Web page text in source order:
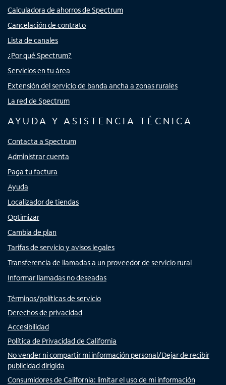
Calculadora de ahorros de Spectrum
Cancelación de contrato
Lista de canales
¿Por qué Spectrum?
Servicios en tu área
Extensión del servicio de banda ancha a zonas rurales
La red de Spectrum
AYUDA Y ASISTENCIA TÉCNICA
Contacta a Spectrum
Administrar cuenta
Paga tu factura
Ayuda
Localizador de tiendas
Optimizar
Cambia de plan
Tarifas de servicio y avisos legales
Transferencia de llamadas a un proveedor de servicio rural
Informar llamadas no deseadas
Términos/políticas de servicio
Derechos de privacidad
Accesibilidad
Política de Privacidad de California
No vender ni compartir mi información personal/Dejar de recibir
publicidad dirigida
Consumidores de California: limitar el uso de mi información